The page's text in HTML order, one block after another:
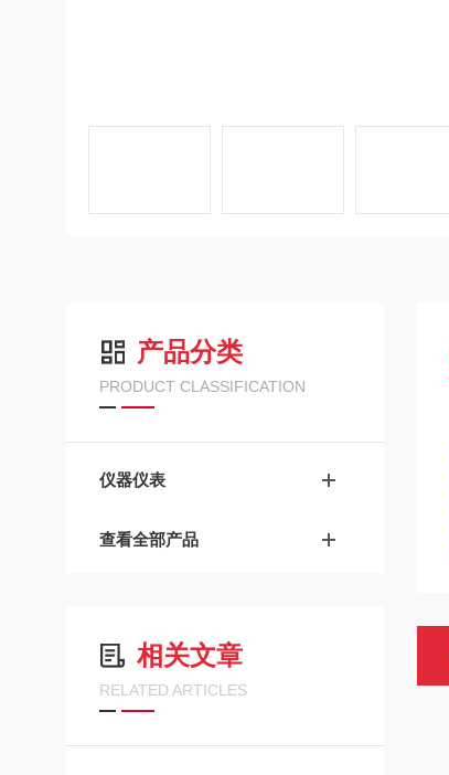
产品分类
PRODUCT CLASSIFICATION
仪器仪表
查看全部产品
相关文章
RELATED ARTICLES